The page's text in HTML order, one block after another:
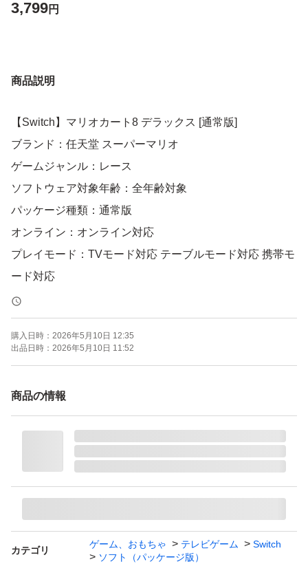
3,799円
商品説明
【Switch】マリオカート8 デラックス [通常版]
ブランド：任天堂 スーパーマリオ
ゲームジャンル：レース
ソフトウェア対象年齢：全年齢対象
パッケージ種類：通常版
オンライン：オンライン対応
プレイモード：TVモード対応 テーブルモード対応 携帯モ
ード対応
amiibo対応：amiibo対応
携帯モードプレイ人数：1 人
購入日時： 2026年5月10日 12:35
出品日時： 2026年5月10日 11:52
商品の情報
カテゴリ
ゲーム、おもちゃ テレビゲーム
Switch
ソフト（パッケージ版）